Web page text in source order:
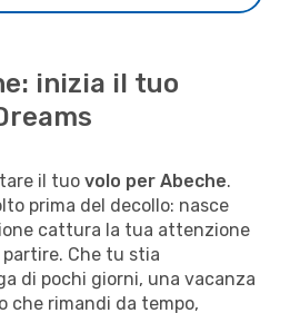
inizia il tuo
il tuo volo per Abeche.
prima del decollo: nasce
cattura la tua attenzione
Che tu stia
di pochi giorni, una vacanza
che rimandi da tempo,